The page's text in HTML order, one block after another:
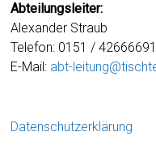
Abteilungsleiter:
Alexander Straub
Telefon: 0151 / 42666691
E-Mail: abt-
Datenschutzerklärung